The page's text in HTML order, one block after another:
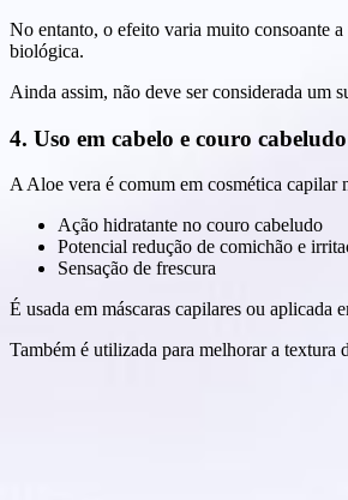
No entanto, o efeito varia muito consoante
biológica.
Ainda assim, não deve ser considerada um
4. Uso em cabelo e couro cabeludo
A Aloe vera é comum em cosmética capilar
Ação hidratante no couro cabeludo
Potencial redução de comichão e
Sensação de frescura
É usada em máscaras capilares ou
Também é utilizada para melhorar a textura